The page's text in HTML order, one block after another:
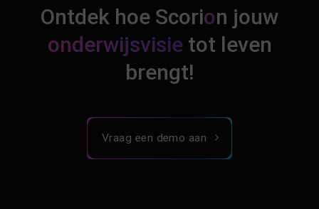
Ontdek hoe Scorion jouw
onderwijsvisietot leven
brengt!
Vraag een demo aan